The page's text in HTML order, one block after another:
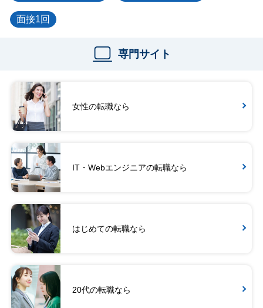
面接1回
専門サイト
女性の転職なら
IT・Webエンジニアの転職なら
はじめての転職なら
20代の転職なら